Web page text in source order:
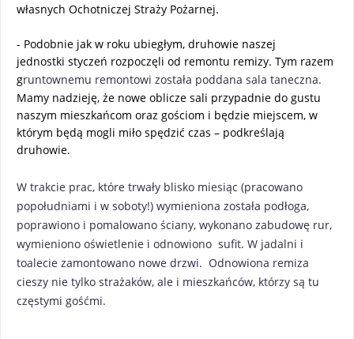
własnych Ochotniczej Straży Pożarnej.
- Podobnie jak w roku ubiegłym, druhowie naszej
jednostki styczeń rozpoczęli od remontu remizy. Tym razem
gruntownemu remontowi została poddana sala taneczna.
Mamy nadzieję, że nowe oblicze sali przypadnie do gustu
naszym mieszkańcom oraz gościom i będzie miejscem, w
którym będą mogli miło spędzić czas – podkreślają
druhowie.
W trakcie prac, które trwały blisko miesiąc (pracowano
popołudniami i w soboty!) wymieniona została podłoga,
poprawiono i pomalowano ściany, wykonano zabudowę rur,
wymieniono oświetlenie i odnowiono sufit. W jadalni i
toalecie zamontowano nowe drzwi. Odnowiona remiza
cieszy nie tylko strażaków, ale i mieszkańców, którzy są tu
częstymi gośćmi.